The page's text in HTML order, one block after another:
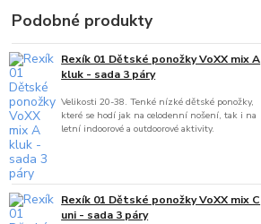
Podobné produkty
Rexík 01 Dětské ponožky VoXX mix A
kluk - sada 3 páry
Velikosti 20-38. Tenké nízké dětské ponožky,
které se hodí jak na celodenní nošení, tak i na
letní indoorové a outdoorové aktivity.
Rexík 01 Dětské ponožky VoXX mix C
uni - sada 3 páry